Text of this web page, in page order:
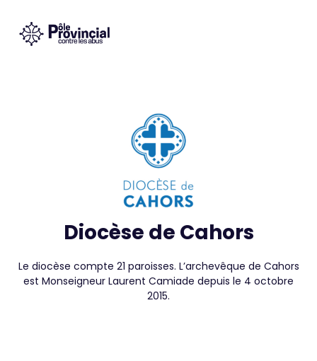
Diocèse de Cahors
Le diocèse compte 21 paroisses. L’archevêque de Cahors
est Monseigneur Laurent Camiade depuis le 4 octobre
2015.